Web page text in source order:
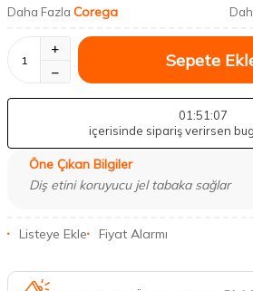
Daha Fazla Corega
Sepete
01:51:06
içerisinde sipariş verirsen
Öne Çıkan Bilgiler
Diş etini koruyucu jel tabaka sağlar
Listeye Ekle Fiyat Alarmı